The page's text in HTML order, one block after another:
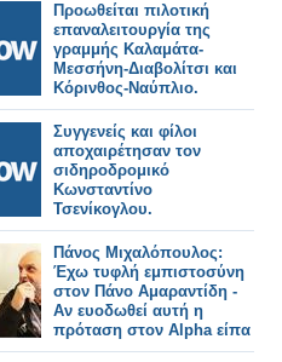
Προωθείται πιλοτική
επαναλειτουργία της
γραμμής Καλαμάτα-
Μεσσήνη-Διαβολίτσι και
Κόρινθος-Ναύπλιο.
Συγγενείς και φίλοι
αποχαιρέτησαν τον
σιδηροδρομικό
Κωνσταντίνο
Τσενίκογλου.
Πάνος Μιχαλόπουλος:
Έχω τυφλή εμπιστοσύνη
στον Πάνο Αμαραντίδη -
Αν ευοδωθεί αυτή η
πρόταση στον Alpha είπα
"ναι"